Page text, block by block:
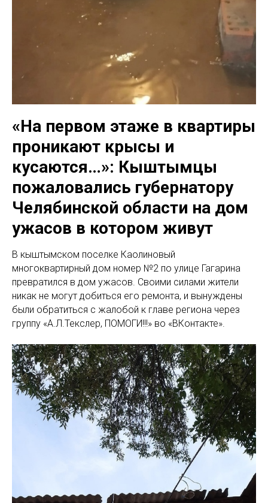
«На первом этаже в квартиры
проникают крысы и
кусаются…»: Кыштымцы
пожаловались губернатору
Челябинской области на дом
ужасов в котором живут
В кыштымском поселке Каолиновый
многоквартирный дом номер №2 по улице Гагарина
превратился в дом ужасов. Своими силами жители
никак не могут добиться его ремонта, и вынуждены
были обратиться с жалобой к главе региона через
группу «А.Л.Текслер, ПОМОГИ!!!» во «ВКонтакте».